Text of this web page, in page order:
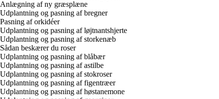
Anlægning af ny græsplæne
Udplantning og pasning af bregner
Pasning af orkidéer
Udplantning og pasning af løjtnantshjerte
Udplantning og pasning af storkenæb
Sådan beskærer du roser
Udplantning og pasning af blåbær
Udplantning og pasning af astilbe
Udplantning og pasning af stokroser
Udplantning og pasning af figentræer
Udplantning og pasning af høstanemone